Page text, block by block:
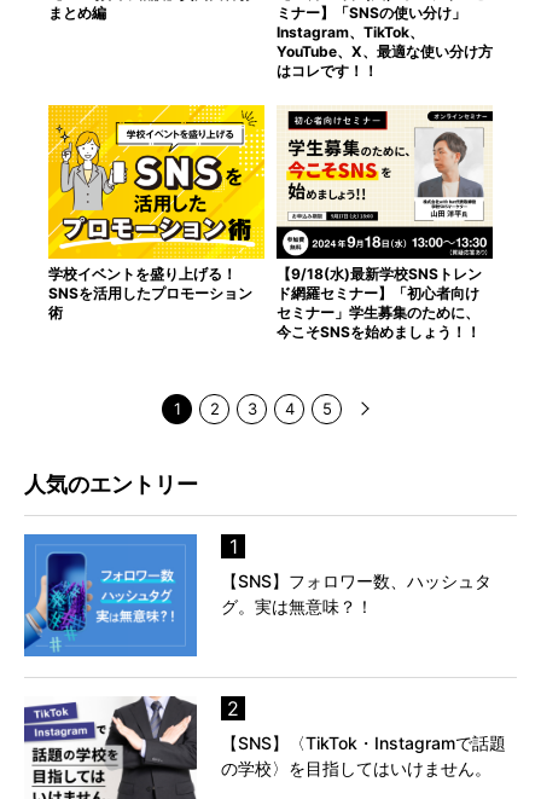
まとめ編
ミナー】「SNSの使い分け」
Instagram、TikTok、
YouTube、X、最適な使い分け方
はコレです！！
学校イベントを盛り上げる！
SNSを活用したプロモーション
術
【9/18(水)最新学校SNSトレン
ド網羅セミナー】「初心者向け
セミナー」学生募集のために、
今こそSNSを始めましょう！！
1 2 3 4 5
人気のエントリー
1
【SNS】フォロワー数、ハッシュタ
グ。実は無意味？！
2
【SNS】〈TikTok・Instagramで話題
の学校〉を目指してはいけません。